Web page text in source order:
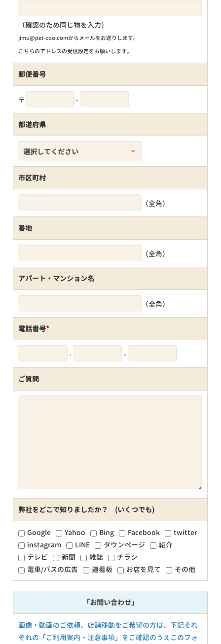
（確認のため同じ物を入力）
jimu@pet-coo.comからメールをお送りします。
こちらのアドレスの受信設定をお願いします。
郵便番号
〒 -
都道府県
市区町村
（全角）
番地
（全角）
アパート・マンション名
（全角）
電話番号*
- -
ご質問
弊社をどこで知りましたか？ (いくつでも)
Google Yahoo Bing Facebook
twitter
instagram
LINE タウンページ
紹介
テレビ
新聞 雑誌
チラシ
電車/バスの広告
道看板 お店を見て その他
「お問い合わせ」
画像・動画のご依頼、店舗移動をご希望の方は、下記それ
ぞれの「ご利用案内・注意事項」をご確認のうえこのフォ